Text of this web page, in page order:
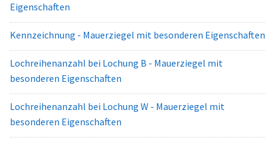
Eigenschaften
Kennzeichnung - Mauerziegel mit besonderen Eigenschaften
Lochreihenanzahl bei Lochung B - Mauerziegel mit
besonderen Eigenschaften
Lochreihenanzahl bei Lochung W - Mauerziegel mit
besonderen Eigenschaften